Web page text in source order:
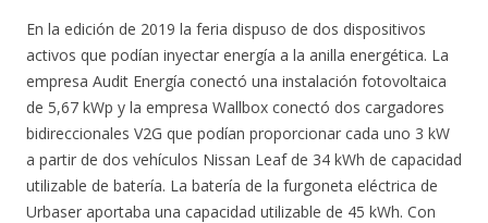
En la edición de 2019 la feria dispuso de dos dispositivos
activos que podían inyectar energía a la anilla energética. La
empresa Audit Energía conectó una instalación fotovoltaica
de 5,67 kWp y la empresa Wallbox conectó dos cargadores
bidireccionales V2G que podían proporcionar cada uno 3 kW
a partir de dos vehículos Nissan Leaf de 34 kWh de capacidad
utilizable de batería. La batería de la furgoneta eléctrica de
Urbaser aportaba una capacidad utilizable de 45 kWh. Con